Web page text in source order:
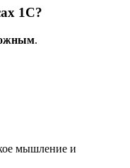
1С?
.
мышление и